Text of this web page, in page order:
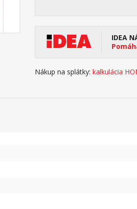
IDEA
Nákup na splátky: kalkulácia